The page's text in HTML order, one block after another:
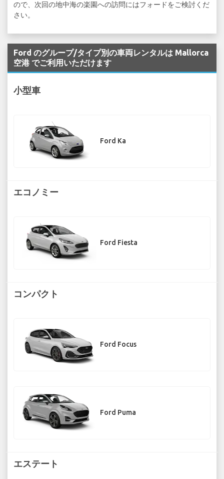
ので、次回の地中海の楽園への訪問にはフォードをご検討くだ
さい。
Ford のグループ/タイプ別の車両レンタルは Mallorca
空港 でご利用いただけます
小型車
Ford Ka
エコノミー
Ford Fiesta
コンパクト
Ford Focus
Ford Puma
エステート